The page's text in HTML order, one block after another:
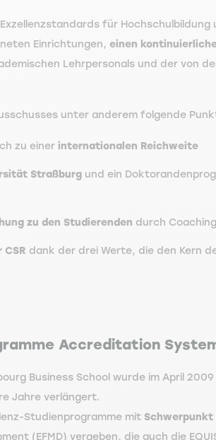
für
Einrichtungen, einen
Lehrpersonals und der von
unter anderem folgende
zu einer internationalen Reichweite
Straßburg und ein
zu den Studierenden durch
dank der drei Werte, die den Kern
Accreditation
Business School wurde im April
Jahre verlängert.
Studienprogramme mit Schwerpunkt
(EFMD) vergeben, die auch die